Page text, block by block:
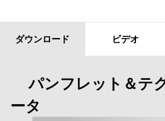
ダウンロード ビデオ
パンフレット＆テ
ータ